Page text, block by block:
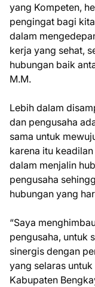
yang Kompeten,
pengingat bagi
dalam
kerja yang sehat,
hubungan baik
M.M.
Lebih dalam
dan pengusaha
sama untuk
karena itu
dalam menjalin
pengusaha
hubungan yang
“Saya
pengusaha, untuk
sinergis dengan
yang selaras
Kabupaten